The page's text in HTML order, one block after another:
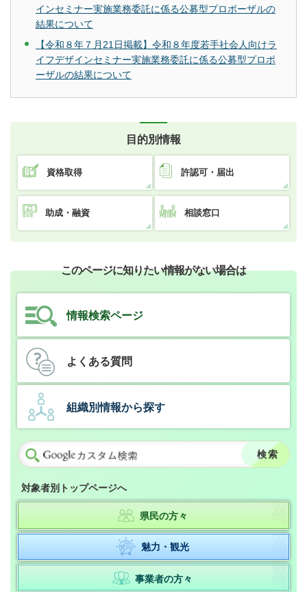
インセミナー実施業務委託に係る公募型プロポーザルの
結果について
【令和８年７月21日掲載】令和８年度若手社会人向けラ
イフデザインセミナー実施業務委託に係る公募型プロポ
ーザルの結果について
目的別情報
資格取得 許認可・届出
助成・融資 相談窓口
このページに知りたい情報がない場合は
情報検索ページ
よくある質問
組織別情報から探す
対象者別トップページへ
県民の方々
魅力・観光
事業者の方々